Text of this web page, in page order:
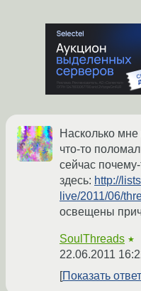
Насколько
что-то
сейчас
здесь: http://
live/2011/06/
освещены
SoulThreads ★
22.06.2011
Показать